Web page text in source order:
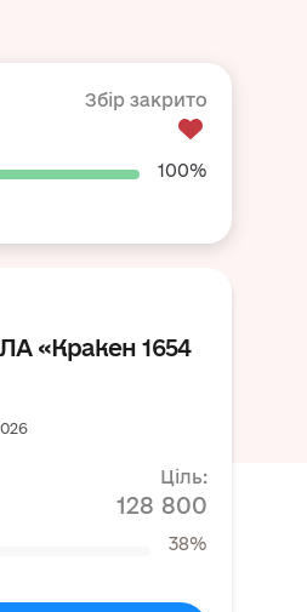
Збір закрито
100%
«Кракен 1654
Ціль:
128 800
38%